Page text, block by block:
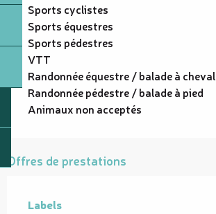
Sports cyclistes
Sports équestres
Sports pédestres
VTT
Randonnée équestre / balade à cheval
Randonnée pédestre / balade à pied
Animaux non acceptés
Offres de prestations
Labels
Labels